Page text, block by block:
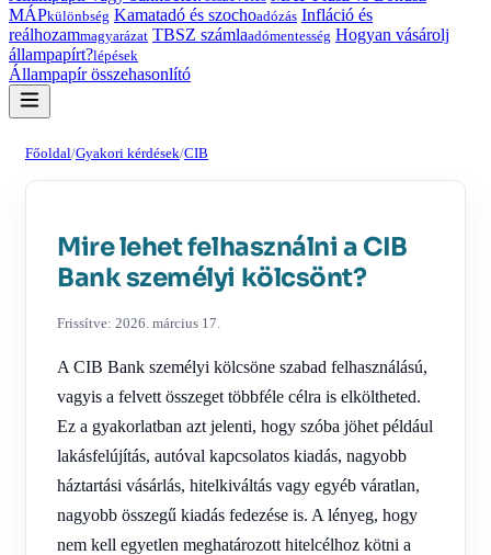
MÁPkülönbség Kamatadó és szochoadózás Infláció és
reálhozammagyarázat TBSZ számlaadómentesség Hogyan vásárolj
állampapírt?lépések
Állampapír összehasonlító
Főoldal/Gyakori kérdések/CIB
Mire lehet felhasználni a CIB
Bank személyi kölcsönt?
Frissítve: 2026. március 17.
A CIB Bank személyi kölcsöne szabad felhasználású,
vagyis a felvett összeget többféle célra is elköltheted.
Ez a gyakorlatban azt jelenti, hogy szóba jöhet például
lakásfelújítás, autóval kapcsolatos kiadás, nagyobb
háztartási vásárlás, hitelkiváltás vagy egyéb váratlan,
nagyobb összegű kiadás fedezése is. A lényeg, hogy
nem kell egyetlen meghatározott hitelcélhoz kötni a